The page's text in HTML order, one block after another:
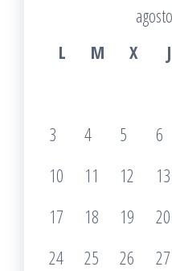
L
M X J
3
4 5 6
10
11 12 13
17
18 19 20
24
25 26 27